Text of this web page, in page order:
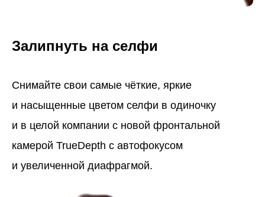
Залипнуть на селфи
Снимайте свои самые чёткие, яркие
и насыщенные цветом селфи в одиночку
и в целой компании с новой фронтальной
камерой TrueDepth с автофокусом
и увеличенной диафрагмой.